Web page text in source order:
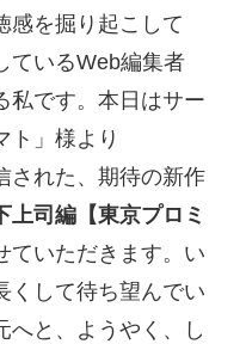
感を掘り起こして
ているWeb編集者
私です。本日はサー
ト」様より
された、期待の新作
上司編【東京プロミ
ていただきます。い
くして待ち望んでい
へと、ようやく、し